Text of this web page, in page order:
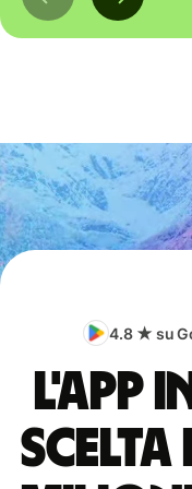
4.8 ★ su
L'app
scelta